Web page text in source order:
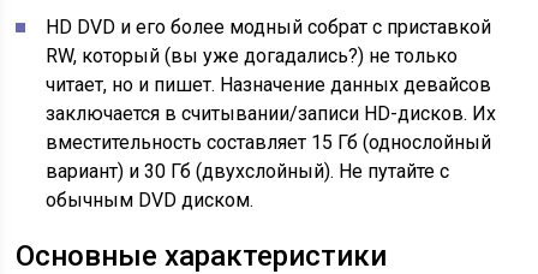
HD DVD и его более модный собрат с приставкой
RW, который (вы уже догадались?) не только
читает, но и пишет. Назначение данных девайсов
заключается в считывании/записи HD-дисков. Их
вместительность составляет 15 Гб (однослойный
вариант) и 30 Гб (двухслойный). Не путайте с
обычным DVD диском.
Основные характеристики